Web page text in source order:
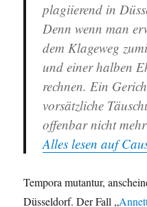
plagiierend in
Denn wenn man
dem Klageweg
und einer halben
rechnen. Ein
vorsätzliche
offenbar nicht
Alles lesen auf
Tempora mutantur,
Düsseldorf. Der Fall „